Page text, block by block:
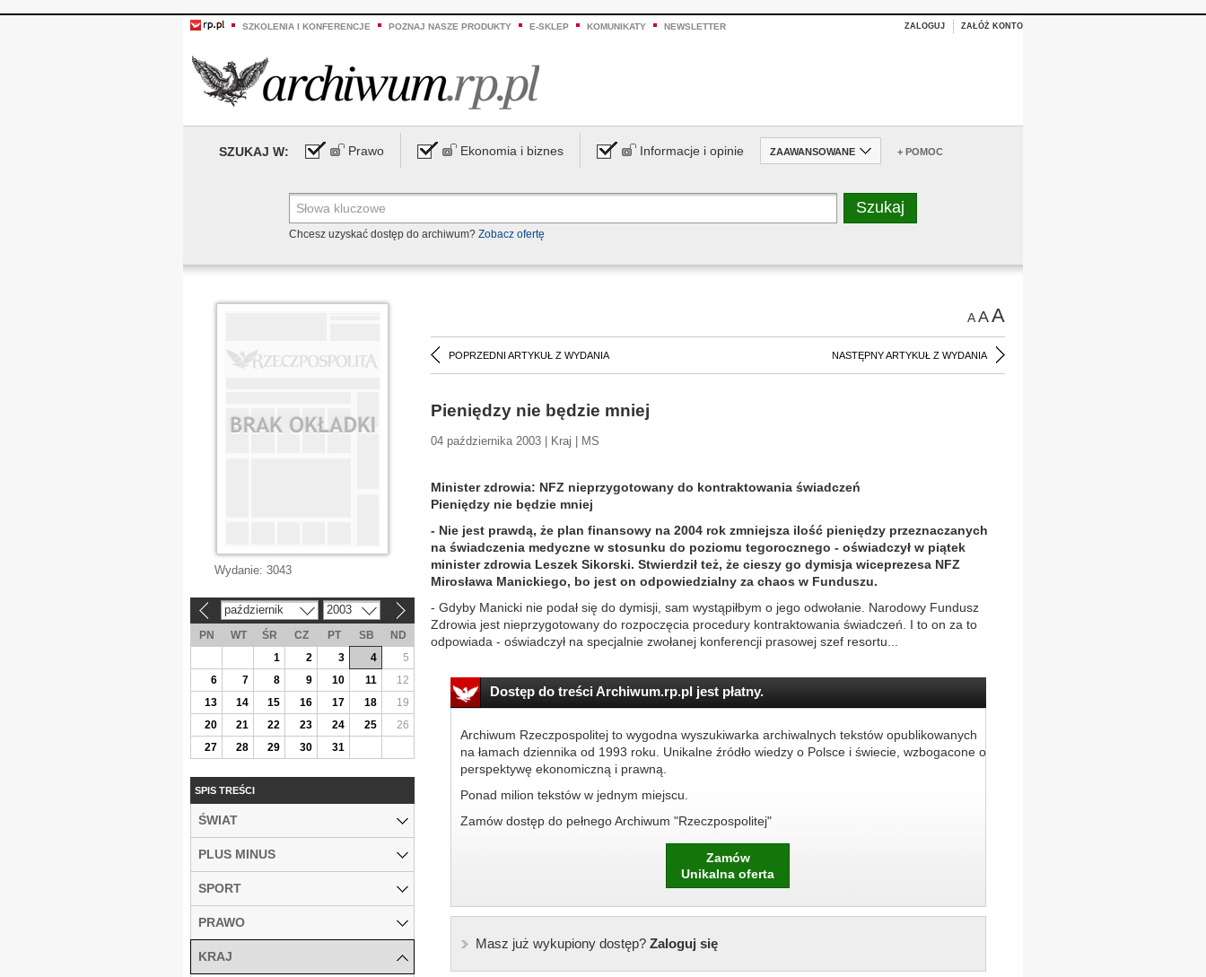
SZKOLENIA I KONFERENCJE POZNAJ NASZE PRODUKTY E-SKLEP KOMUNIKATY NEWSLETTER ZALOGUJ ZAŁÓŻ KONTO
SZUKAJ W: Prawo Ekonomia i biznes Informacje i opinie ZAAWANSOWANE + POMOC
Chcesz uzyskać dostęp do archiwum? Zobacz ofertę
AAA
POPRZEDNI ARTYKUŁ Z WYDANIA NASTĘPNY ARTYKUŁ Z WYDANIA
Pieniędzy nie będzie mniej
04 października 2003 | Kraj | MS
Minister zdrowia: NFZ nieprzygotowany do kontraktowania świadczeń
Pieniędzy nie będzie mniej
- Nie jest prawdą, że plan finansowy na 2004 rok zmniejsza ilość pieniędzy przeznaczanych
na świadczenia medyczne w stosunku do poziomu tegorocznego - oświadczył w piątek
minister zdrowia Leszek Sikorski. Stwierdził też, że cieszy go dymisja wiceprezesa NFZ
Mirosława Manickiego, bo jest on odpowiedzialny za chaos w Funduszu.
- Gdyby Manicki nie podał się do dymisji, sam wystąpiłbym o jego odwołanie. Narodowy Fundusz
Zdrowia jest nieprzygotowany do rozpoczęcia procedury kontraktowania świadczeń. I to on za to
odpowiada - oświadczył na specjalnie zwołanej konferencji prasowej szef resortu...
Dostęp do treści Archiwum.rp.pl jest płatny.
Archiwum Rzeczpospolitej to wygodna wyszukiwarka archiwalnych tekstów opublikowanych
na łamach dziennika od 1993 roku. Unikalne źródło wiedzy o Polsce i świecie, wzbogacone o
perspektywę ekonomiczną i prawną.
Ponad milion tekstów w jednym miejscu.
Zamów dostęp do pełnego Archiwum "Rzeczpospolitej"
Zamów
Unikalna oferta
Masz już wykupiony dostęp?Zaloguj się
Wydanie: 3043
październik 2003
PN WT ŚR CZ PT SB
ND
1
2 3 4
5
6
7 8 9 10 11
12
13
14 15 16 17 18
19
20
21 22 23 24 25
26
27
28 29 30 31
SPIS TREŚCI
ŚWIAT
PLUS MINUS
SPORT
PRAWO
KRAJ